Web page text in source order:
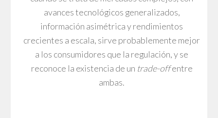
avances tecnológicos generalizados,
información asimétrica y rendimientos
crecientes a escala, sirve probablemente mejor
a los consumidores que la regulación, y se
reconoce la existencia de un trade-offentre
ambas.